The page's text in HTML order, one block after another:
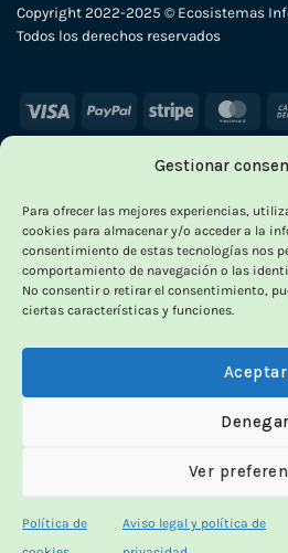
Gestionar
Para ofrecer las mejores experiencias,
cookies para almacenar y/o acceder a la
consentimiento de estas tecnologías nos
comportamiento de navegación o las
No consentir o retirar el consentimiento,
ciertas características y funciones.
Aceptar
Denegar
Ver
Política de
Aviso legal y política de
Copyright 2022-2025 © Ecosistemas
Todos los derechos reservados
Visa PayPal Stripe
OUTLET VORPC
Calidad
precios
100% funcionales
bajo!